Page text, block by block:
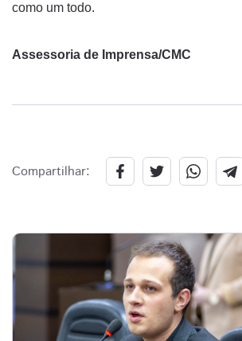
como um todo.
Assessoria de Imprensa/CMC
Compartilhar: